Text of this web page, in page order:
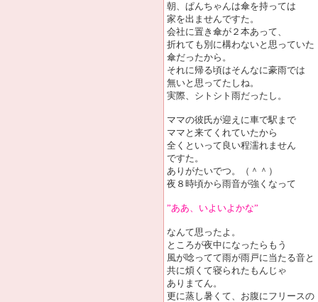
朝、ぱんちゃんは傘を持っては
家を出ませんですた。
会社に置き傘が２本あって、
折れても別に構わないと思っていた
傘だったから。
それに帰る頃はそんなに豪雨では
無いと思ってたしね。
実際、シトシト雨だったし。
ママの彼氏が迎えに車で駅まで
ママと来てくれていたから
全くといって良い程濡れません
ですた。
ありがたいでつ。（＾＾）
夜８時頃から雨音が強くなって
”ああ、いよいよかな”
なんて思ったよ。
ところが夜中になったらもう
風が唸ってて雨が雨戸に当たる音と
共に煩くて寝られたもんじゃ
ありまてん。
更に蒸し暑くて、お腹にフリースの